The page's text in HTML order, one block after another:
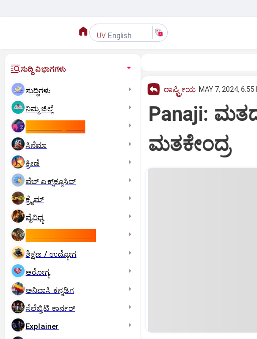
UV English
ಸುದ್ದಿ ವಿಭಾಗಗಳು
ಸುದ್ದಿಗಳು
ನಿಮ್ಮ ಜಿಲ್ಲೆ
ಸಿನೆಮಾ
ಕ್ರೀಡೆ
ವೆಬ್ ಎಕ್ಸ್‌ಕ್ಲೂಸಿವ್
ಕ್ರೈಮ್
ವೈವಿಧ್ಯ
ಶಿಕ್ಷಣ / ಉದ್ಯೋಗ
ಆರೋಗ್ಯ
ಅನಿವಾಸಿ ಕನ್ನಡಿಗ
ಸೆಲೆಬ್ರಿಟಿ ಕಾರ್ನರ್‌
Explainer
ರಾಷ್ಟ್ರೀಯ MAY 7, 2024, 6:55
Panaji:
ಮತಕೇಂದ್ರ